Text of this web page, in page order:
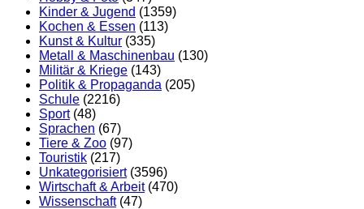
Kinder & Jugend (1359)
Kochen & Essen (113)
Kunst & Kultur (335)
Metall & Maschinenbau (130)
Militär & Kriege (143)
Politik & Propaganda (205)
Schule (2216)
Sport (48)
Sprachen (67)
Tiere & Zoo (97)
Touristik (217)
Unkategorisiert (3596)
Wirtschaft & Arbeit (470)
Wissenschaft (47)